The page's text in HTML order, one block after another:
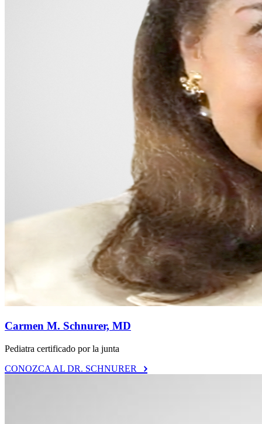
Carmen M. Schnurer, MD
Pediatra certificado por la junta
CONOZCA AL DR. SCHNURER